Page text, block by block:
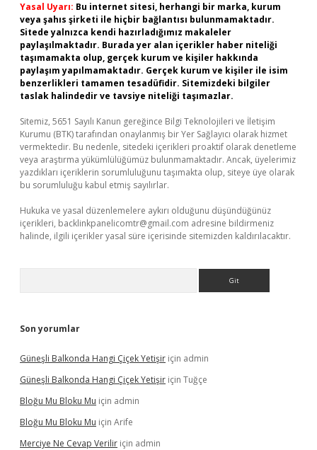
Yasal Uyarı: Bu internet sitesi, herhangi bir marka, kurum
veya şahıs şirketi ile hiçbir bağlantısı bulunmamaktadır.
Sitede yalnızca kendi hazırladığımız makaleler
paylaşılmaktadır. Burada yer alan içerikler haber niteliği
taşımamakta olup, gerçek kurum ve kişiler hakkında
paylaşım yapılmamaktadır. Gerçek kurum ve kişiler ile isim
benzerlikleri tamamen tesadüfidir. Sitemizdeki bilgiler
taslak halindedir ve tavsiye niteliği taşımazlar.
Sitemiz, 5651 Sayılı Kanun gereğince Bilgi Teknolojileri ve İletişim
Kurumu (BTK) tarafından onaylanmış bir Yer Sağlayıcı olarak hizmet
vermektedir. Bu nedenle, sitedeki içerikleri proaktif olarak denetleme
veya araştırma yükümlülüğümüz bulunmamaktadır. Ancak, üyelerimiz
yazdıkları içeriklerin sorumluluğunu taşımakta olup, siteye üye olarak
bu sorumluluğu kabul etmiş sayılırlar.
Hukuka ve yasal düzenlemelere aykırı olduğunu düşündüğünüz
içerikleri, backlinkpanelicomtr@gmail.com adresine bildirmeniz
halinde, ilgili içerikler yasal süre içerisinde sitemizden kaldırılacaktır.
Son yorumlar
Güneşli Balkonda Hangi Çiçek Yetişir için admin
Güneşli Balkonda Hangi Çiçek Yetişir için Tuğçe
Bloğu Mu Bloku Mu için admin
Bloğu Mu Bloku Mu için Arife
Merciye Ne Cevap Verilir için admin